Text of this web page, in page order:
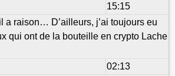
15:15
a raison… D’ailleurs, j’ai toujours eu
qui ont de la bouteille en crypto Lache
02:13